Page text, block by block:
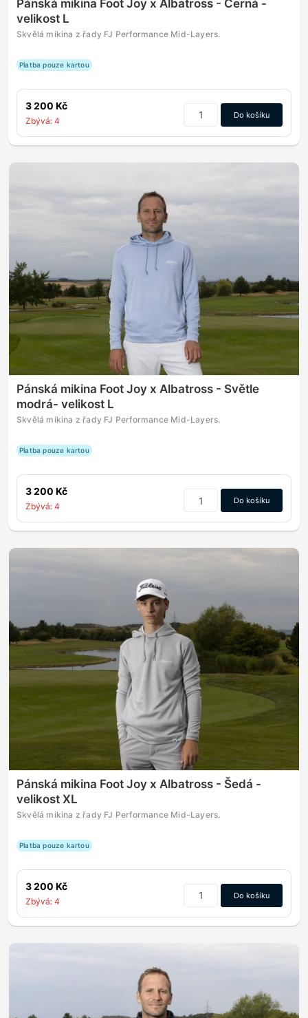
Pánská mikina Foot Joy x Albatross - Černá -
velikost L
Skvělá mikina z řady FJ Performance Mid-Layers.
Platba pouze kartou
3 200 Kč
Zbývá: 4
Do košíku
Pánská mikina Foot Joy x Albatross - Světle
modrá- velikost L
Skvělá mikina z řady FJ Performance Mid-Layers.
Platba pouze kartou
3 200 Kč
Zbývá: 4
Do košíku
Pánská mikina Foot Joy x Albatross - Šedá -
velikost XL
Skvělá mikina z řady FJ Performance Mid-Layers.
Platba pouze kartou
3 200 Kč
Zbývá: 4
Do košíku